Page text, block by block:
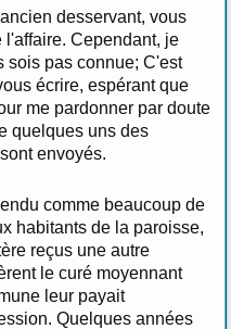
desservant, vous
l'affaire. Cependant, je
sois pas connue; C'est
écrire, espérant que
me pardonner par doute
quelques uns des
envoyés.
comme beaucoup de
habitants de la paroisse,
reçus une autre
le curé moyennant
leur payait
Quelques années